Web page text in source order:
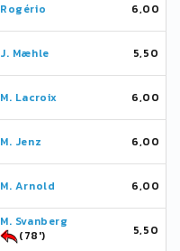
Rogério 6,00
J. Mæhle 5,50
M. Lacroix 6,00
M. Jenz 6,00
M. Arnold 6,00
M. Svanberg
(78')
5,50